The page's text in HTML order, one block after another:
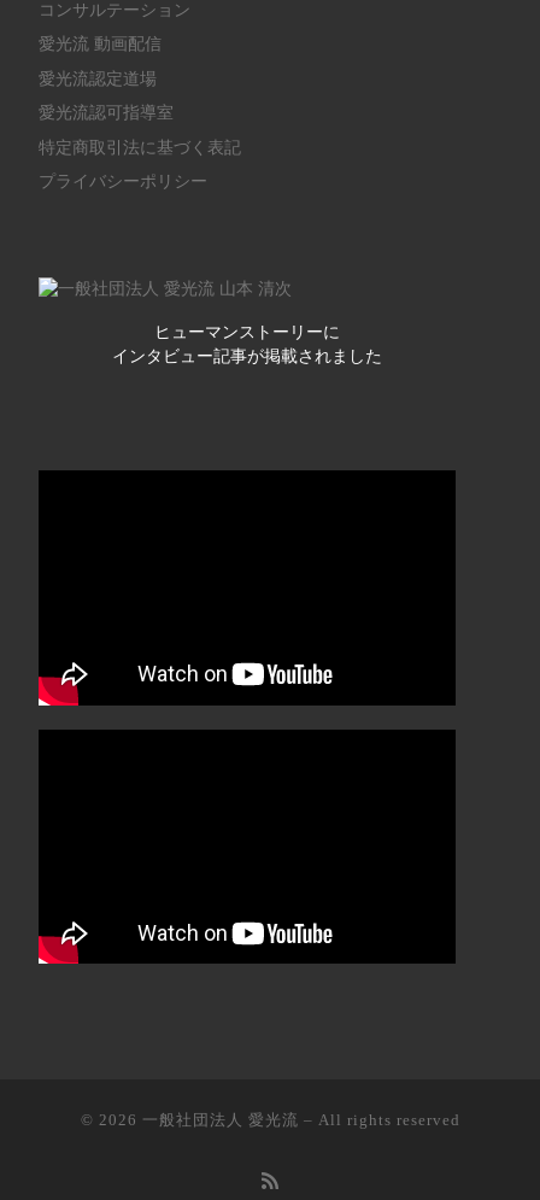
コンサルテーション
愛光流 動画配信
愛光流認定道場
愛光流認可指導室
特定商取引法に基づく表記
プライバシーポリシー
ヒューマンストーリーに
インタビュー記事が掲載されました
© 2026 一般社団法人 愛光流 – All rights reserved